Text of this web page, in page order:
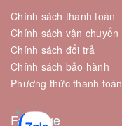
Chính sách thanh toán
Chính sách vận chuyển
Chính sách đổi trả
Chính sách bảo hành
Phương thức thanh toán
Fanpage